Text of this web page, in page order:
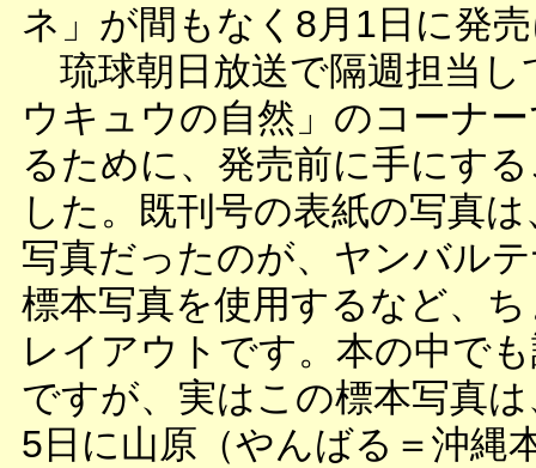
ネ」が間もなく8月1日に発
琉球朝日放送で隔週担当し
ウキュウの自然」のコーナ
るために、発売前に手にす
した。既刊号の表紙の写真
写真だったのが、ヤンバル
標本写真を使用するなど、
レイアウトです。本の中で
ですが、実はこの標本写真
5日に山原（やんばる＝沖縄